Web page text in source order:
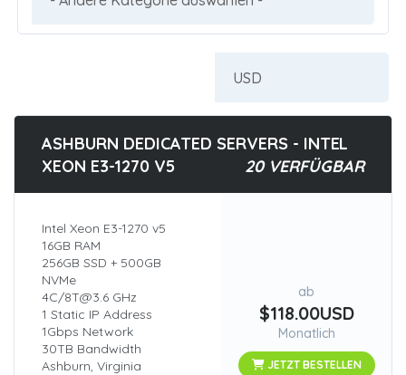
ASHBURN DEDICATED SERVERS - INTEL
XEON E3-1270 V5
20 VERFÜGBAR
Intel Xeon E3-1270 v5
16GB RAM
256GB SSD + 500GB
NVMe
4C/8T@3.6 GHz
1 Static IP Address
1Gbps Network
30TB Bandwidth
Ashburn, Virginia
ab
$118.00USD
Monatlich
JETZT BESTELLEN